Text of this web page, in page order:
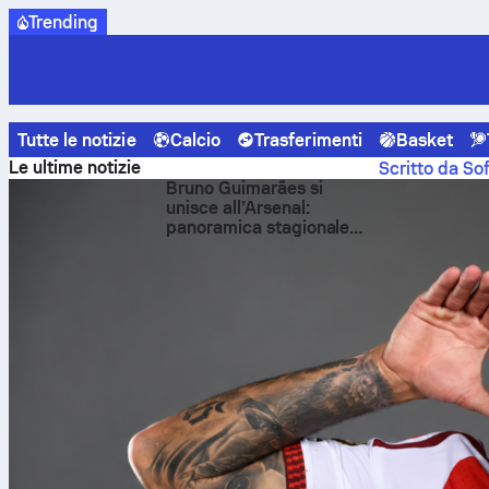
Trending
Tutte le notizie Calcio Trasferimenti Basket
Sofascore News Calcio
Verso la Coppa del Mondo
Scritto da
Le ultime notizie
Bruno Guimarães si
unisce all’Arsenal:
panoramica stagionale